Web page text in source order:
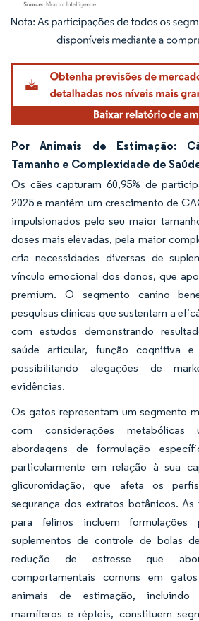
Imagem © Mordor Intelligence. O reuso requer
Por Animais de Estimação:
Tamanho e Complexidade de
Os cães capturam 60,95% de
2025 e mantêm um crescimento de
impulsionados pelo seu maior
doses mais elevadas, pela maior
cria necessidades diversas de
vínculo emocional dos donos, que
premium. O segmento canino
pesquisas clínicas que sustentam a
com estudos demonstrando
saúde articular, função cognitiva e
possibilitando alegações de
evidências.
Os gatos representam um segmento
com considerações metabólicas
abordagens de formulação
particularmente em relação à sua
glicuronidação, que afeta os
segurança dos extratos botânicos.
para felinos incluem formulações
suplementos de controle de bolas
redução de estresse que
comportamentais comuns em
animais de estimação, incluindo
mamíferos e répteis, constituem